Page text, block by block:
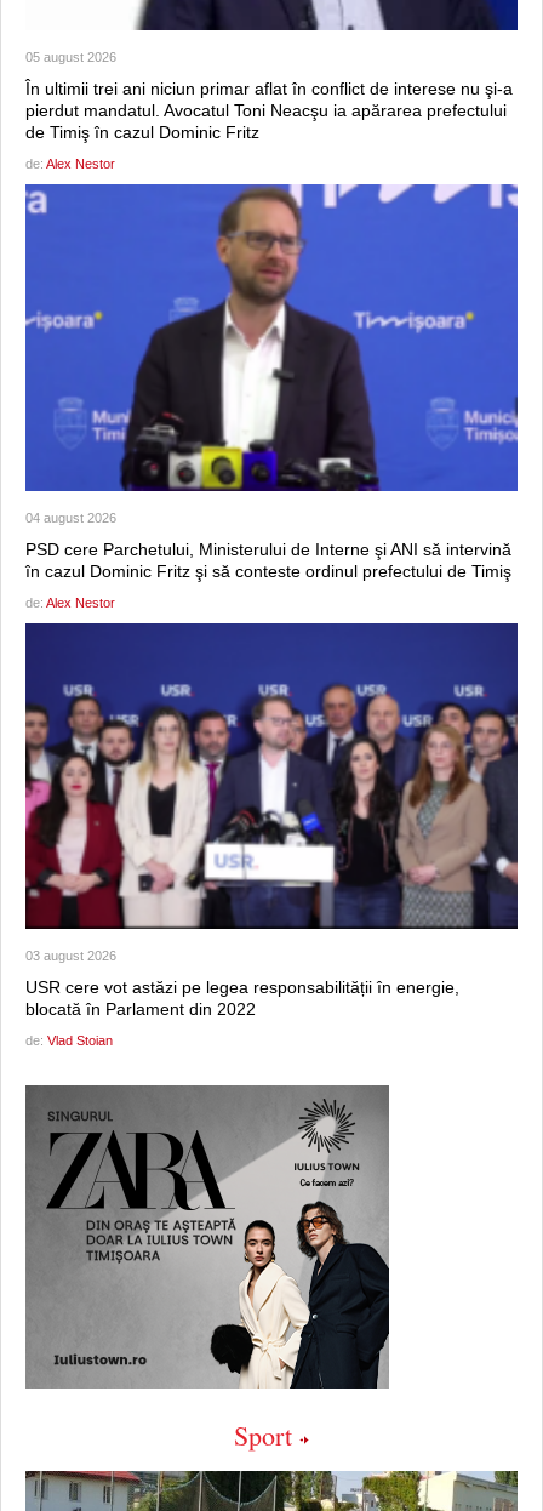
05 august 2026
În ultimii trei ani niciun primar aflat în conflict de interese nu şi-a
pierdut mandatul. Avocatul Toni Neacşu ia apărarea prefectului
de Timiş în cazul Dominic Fritz
de: Alex Nestor
04 august 2026
PSD cere Parchetului, Ministerului de Interne şi ANI să intervină
în cazul Dominic Fritz şi să conteste ordinul prefectului de Timiş
de: Alex Nestor
03 august 2026
USR cere vot astăzi pe legea responsabilității în energie,
blocată în Parlament din 2022
de: Vlad Stoian
Sport